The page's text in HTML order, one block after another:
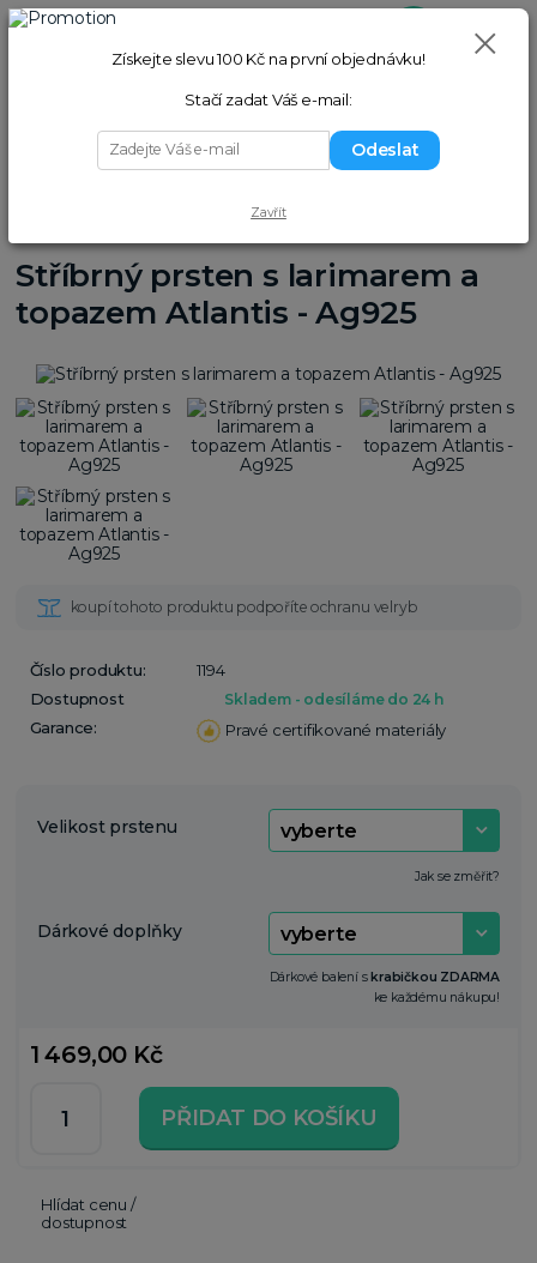
Menu
+420 775 058 977
0,00 Kč
Stříbrný prsten s larimarem a
topazem Atlantis - Ag925
Číslo produktu:
1194
Dostupnost
Skladem - odesíláme do 24 h
Garance: Pravé certifikované materiály
Velikost prstenu
Jak se změřit?
Dárkové doplňky
Dárkové balení s krabičkou ZDARMA
ke každému nákupu!
1 469,00 Kč
PŘIDAT DO KOŠÍKU
Hlídat cenu /
dostupnost
Získejte slevu 100 Kč na první objednávku!
Stačí zadat Váš e-mail:
Odeslat
Zavřít